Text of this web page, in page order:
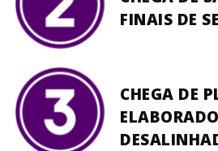
FINAIS DE
CHEGA DE